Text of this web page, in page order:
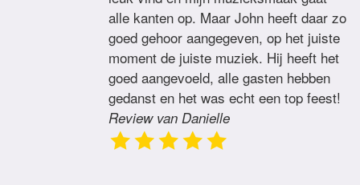
alle kanten op. Maar John heeft daar zo
goed gehoor aangegeven, op het juiste
moment de juiste muziek. Hij heeft het
goed aangevoeld, alle gasten hebben
gedanst en het was echt een top feest!
Review van Danielle